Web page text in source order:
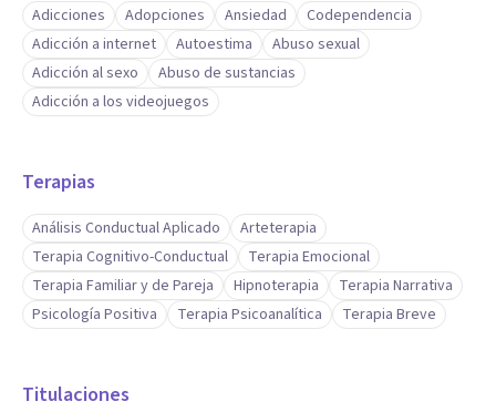
Adicciones Adopciones Ansiedad
Codependencia
Adicción a internet
Autoestima
Abuso sexual
Adicción al sexo
Abuso de sustancias
Adicción a los videojuegos
Terapias
Análisis Conductual Aplicado
Arteterapia
Terapia Cognitivo-Conductual
Terapia Emocional
Terapia Familiar y de Pareja
Hipnoterapia
Terapia Narrativa
Psicología Positiva
Terapia Psicoanalítica Terapia Breve
Titulaciones